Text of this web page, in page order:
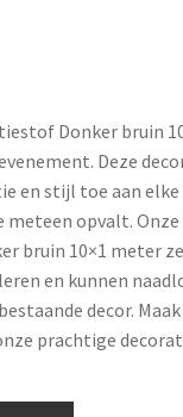
Donker bruin
Deze
en stijl toe aan
meteen opvalt.
bruin 10×1 meter
en kunnen
decor.
prachtige